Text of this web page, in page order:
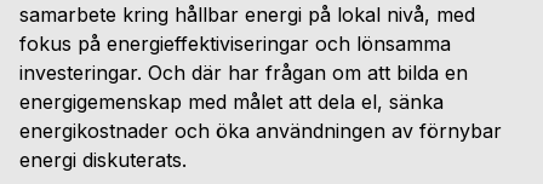
samarbete kring hållbar energi på lokal nivå, med
fokus på energieffektiviseringar och lönsamma
investeringar. Och där har frågan om att bilda en
energigemenskap med målet att dela el, sänka
energikostnader och öka användningen av förnybar
energi diskuterats.